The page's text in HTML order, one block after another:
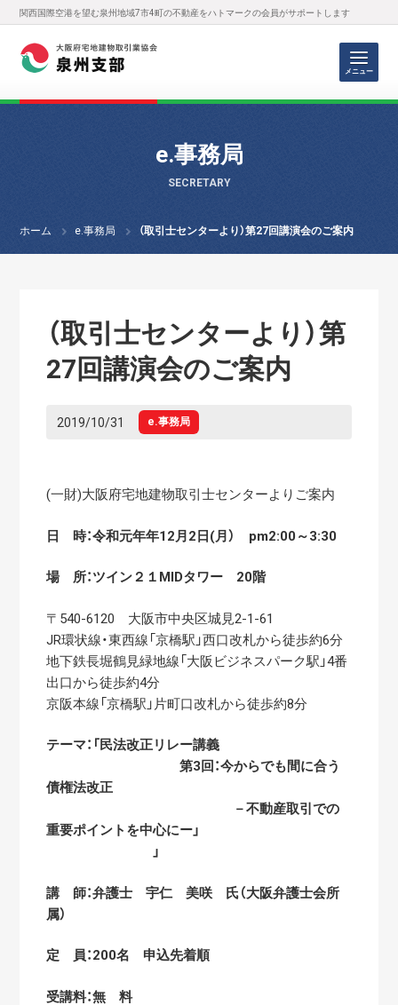
関西国際空港を望む泉州地域7市4町の不動産をハトマークの会員がサポートします
メニュー
e.事務局
SECRETARY
ホーム e.事務局 （取引士センターより）第27回講演会のご案内
（取引士センターより）第
27回講演会のご案内
2019/10/31 e.事務局
(一財)大阪府宅地建物取引士センターよりご案内
日 時：令和元年年12月2日(月） pm2:00～3:30
場 所：ツイン２１MIDタワー 20階
〒540-6120 大阪市中央区城見2-1-61
JR環状線・東西線「京橋駅」西口改札から徒歩約6分
地下鉄長堀鶴見緑地線「大阪ビジネスパーク駅」4番
出口から徒歩約4分
京阪本線「京橋駅」片町口改札から徒歩約8分
テーマ：「民法改正リレー講義
第3回：今からでも間に合う
債権法改正
－不動産取引での
重要ポイントを中心にー」
」
講 師：弁護士 宇仁 美咲 氏（大阪弁護士会所
属）
定 員：200名 申込先着順
受講料：無 料